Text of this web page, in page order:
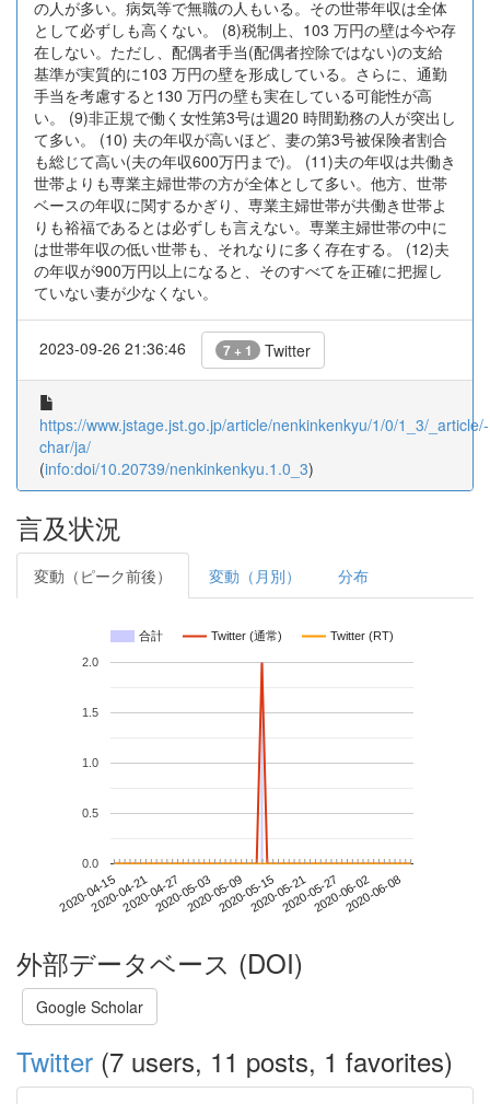
の人が多い。病気等で無職の人もいる。その世帯年収は全体
として必ずしも高くない。 (8)税制上、103 万円の壁は今や存
在しない。ただし、配偶者手当(配偶者控除ではない)の支給
基準が実質的に103 万円の壁を形成している。さらに、通勤
手当を考慮すると130 万円の壁も実在している可能性が高
い。 (9)非正規で働く女性第3号は週20 時間勤務の人が突出し
て多い。 (10) 夫の年収が高いほど、妻の第3号被保険者割合
も総じて高い(夫の年収600万円まで)。 (11)夫の年収は共働き
世帯よりも専業主婦世帯の方が全体として多い。他方、世帯
ベースの年収に関するかぎり、専業主婦世帯が共働き世帯よ
りも裕福であるとは必ずしも言えない。専業主婦世帯の中に
は世帯年収の低い世帯も、それなりに多く存在する。 (12)夫
の年収が900万円以上になると、そのすべてを正確に把握し
ていない妻が少なくない。
2023-09-26 21:36:46 7 + 1 Twitter
https://www.jstage.jst.go.jp/article/nenkinkenkyu/1/0/1_3/_article/-
char/ja/
(info:doi/10.20739/nenkinkenkyu.1.0_3)
言及状況
変動（ピーク前後） 変動（月別） 分布
合計 Twitter (通常) Twitter (RT)
2020-04-152020-04-212020-04-272020-05-032020-05-092020-05-152020-05-212020-05-272020-06-022020-06-08
0.0
0.5
1.0
1.5
2.0
外部データベース (DOI)
Google Scholar
Twitter (7 users, 11 posts, 1 favorites)